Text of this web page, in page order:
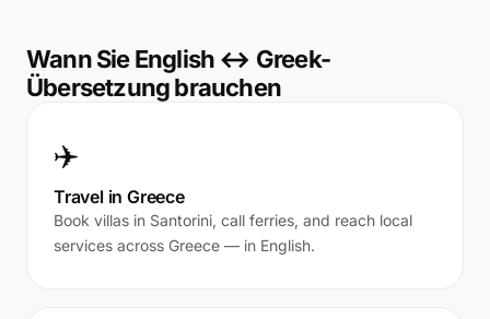
Wann Sie English ↔ Greek-
Übersetzung brauchen
✈️
Travel in Greece
Book villas in Santorini, call ferries, and reach local
services across Greece — in English.